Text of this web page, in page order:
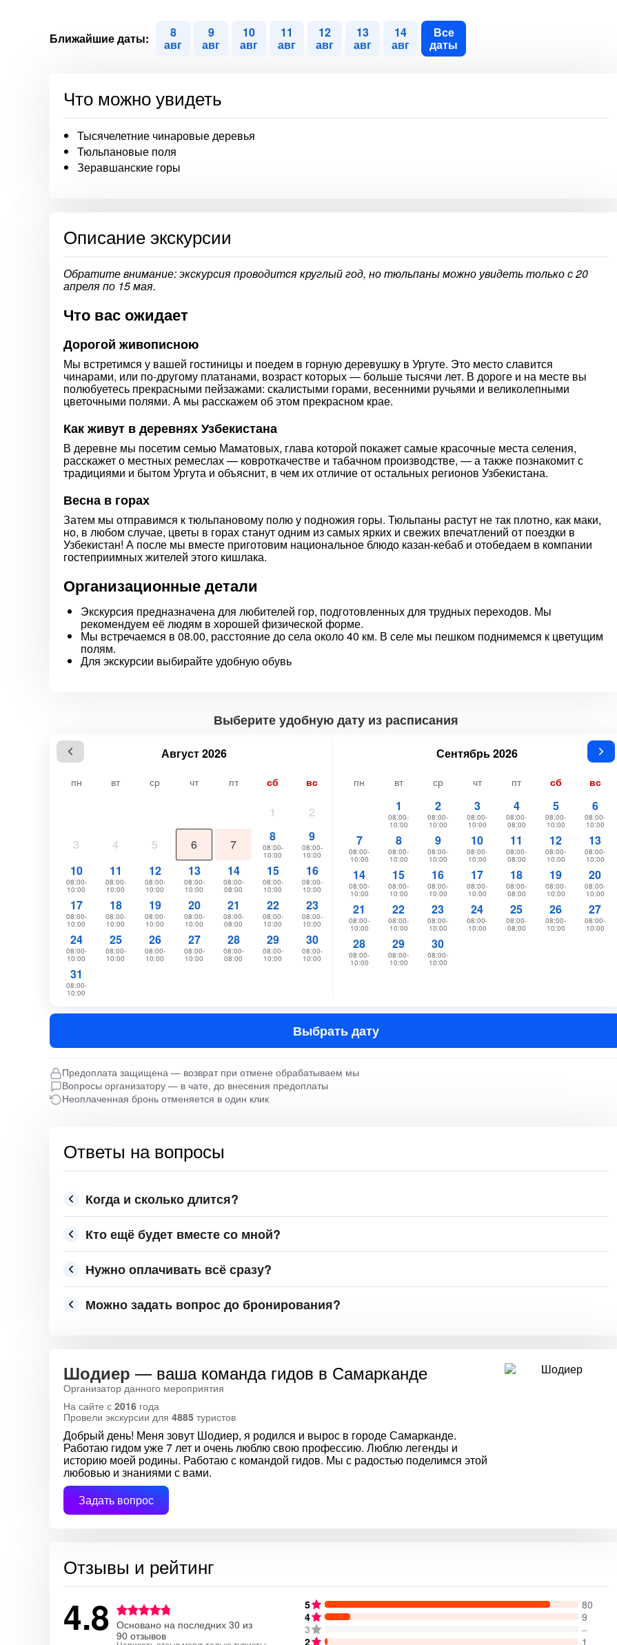
Ближайшие даты: 8
авг
9
авг
10
авг
11
авг
12
авг
13
авг
14
авг
Все
даты
Что можно увидеть
Тысячелетние чинаровые деревья
Тюльпановые поля
Зеравшанские горы
Описание экскурсии
Обратите внимание: экскурсия проводится круглый год, но тюльпаны можно увидеть только с 20
апреля по 15 мая.
Что вас ожидает
Дорогой живописною
Мы встретимся у вашей гостиницы и поедем в горную деревушку в Ургуте. Это место славится
чинарами, или по-другому платанами, возраст которых — больше тысячи лет. В дороге и на месте вы
полюбуетесь прекрасными пейзажами: скалистыми горами, весенними ручьями и великолепными
цветочными полями. А мы расскажем об этом прекрасном крае.
Как живут в деревнях Узбекистана
В деревне мы посетим семью Маматовых, глава которой покажет самые красочные места селения,
расскажет о местных ремеслах — ковроткачестве и табачном производстве, — а также познакомит с
традициями и бытом Ургута и объяснит, в чем их отличие от остальных регионов Узбекистана.
Весна в горах
Затем мы отправимся к тюльпановому полю у подножия горы. Тюльпаны растут не так плотно, как маки,
но, в любом случае, цветы в горах станут одним из самых ярких и свежих впечатлений от поездки в
Узбекистан! А после мы вместе приготовим национальное блюдо казан-кебаб и отобедаем в компании
гостеприимных жителей этого кишлака.
Организационные детали
Экскурсия предназначена для любителей гор, подготовленных для трудных переходов. Мы
рекомендуем её людям в хорошей физической форме.
Мы встречаемся в 08.00, расстояние до села около 40 км. В селе мы пешком поднимемся к цветущим
полям.
Для экскурсии выбирайте удобную обувь
Выберите удобную дату из расписания
Август 2026
пн вт ср чт пт сб вс
1 2
3 4 5 6 7
8
08:00-
10:00
9
08:00-
10:00
10
08:00-
10:00
11
08:00-
10:00
12
08:00-
10:00
13
08:00-
10:00
14
08:00-
08:00
15
08:00-
10:00
16
08:00-
10:00
17
08:00-
10:00
18
08:00-
10:00
19
08:00-
10:00
20
08:00-
10:00
21
08:00-
08:00
22
08:00-
10:00
23
08:00-
10:00
24
08:00-
10:00
25
08:00-
10:00
26
08:00-
10:00
27
08:00-
10:00
28
08:00-
08:00
29
08:00-
10:00
30
08:00-
10:00
31
08:00-
10:00
Сентябрь 2026
пн вт ср чт пт сб вс
1
08:00-
10:00
2
08:00-
10:00
3
08:00-
10:00
4
08:00-
08:00
5
08:00-
10:00
6
08:00-
10:00
7
08:00-
10:00
8
08:00-
10:00
9
08:00-
10:00
10
08:00-
10:00
11
08:00-
08:00
12
08:00-
10:00
13
08:00-
10:00
14
08:00-
10:00
15
08:00-
10:00
16
08:00-
10:00
17
08:00-
10:00
18
08:00-
08:00
19
08:00-
10:00
20
08:00-
10:00
21
08:00-
10:00
22
08:00-
10:00
23
08:00-
10:00
24
08:00-
10:00
25
08:00-
08:00
26
08:00-
10:00
27
08:00-
10:00
28
08:00-
10:00
29
08:00-
10:00
30
08:00-
10:00
Выбрать дату
Предоплата защищена — возврат при отмене обрабатываем мы
Вопросы организатору — в чате, до внесения предоплаты
Неоплаченная бронь отменяется в один клик
Ответы на вопросы
Когда и сколько длится?
Кто ещё будет вместе со мной?
Нужно оплачивать всё сразу?
Можно задать вопрос до бронирования?
Шодиер — ваша команда гидов в Самарканде
Организатор данного мероприятия
На сайте с 2016 года
Провели экскурсии для 4885 туристов
Добрый день! Меня зовут Шодиер, я родился и вырос в городе Самарканде.
Работаю гидом уже 7 лет и очень люблю свою профессию. Люблю легенды и
историю моей родины. Работаю с командой гидов. Мы с радостью поделимся этой
любовью и знаниями с вами.
Задать вопрос
Отзывы и рейтинг
4.8 Основано на последних 30 из
90 отзывов
5
80
4
9
3
–
2
1